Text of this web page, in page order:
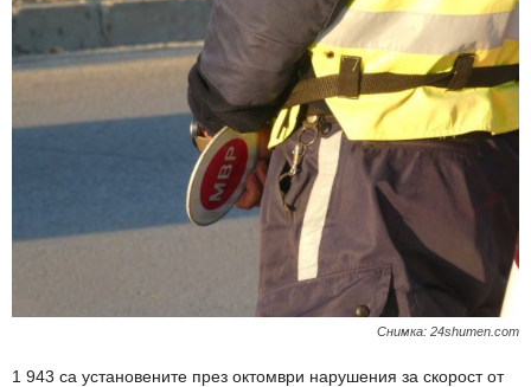
Снимка: 24shumen.com
1 943 са установените през октомври нарушения за скорост от